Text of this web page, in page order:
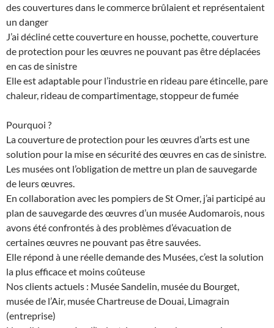
des couvertures dans le commerce brûlaient et représentaient
un danger
J’ai décliné cette couverture en housse, pochette, couverture
de protection pour les œuvres ne pouvant pas être déplacées
en cas de sinistre
Elle est adaptable pour l’industrie en rideau pare étincelle, pare
chaleur, rideau de compartimentage, stoppeur de fumée
Pourquoi ?
La couverture de protection pour les œuvres d’arts est une
solution pour la mise en sécurité des œuvres en cas de sinistre.
Les musées ont l’obligation de mettre un plan de sauvegarde
de leurs œuvres.
En collaboration avec les pompiers de St Omer, j’ai participé au
plan de sauvegarde des œuvres d’un musée Audomarois, nous
avons été confrontés à des problèmes d’évacuation de
certaines œuvres ne pouvant pas être sauvées.
Elle répond à une réelle demande des Musées, c’est la solution
la plus efficace et moins coûteuse
Nos clients actuels : Musée Sandelin, musée du Bourget,
musée de l’Air, musée Chartreuse de Douai, Limagrain
(entreprise)